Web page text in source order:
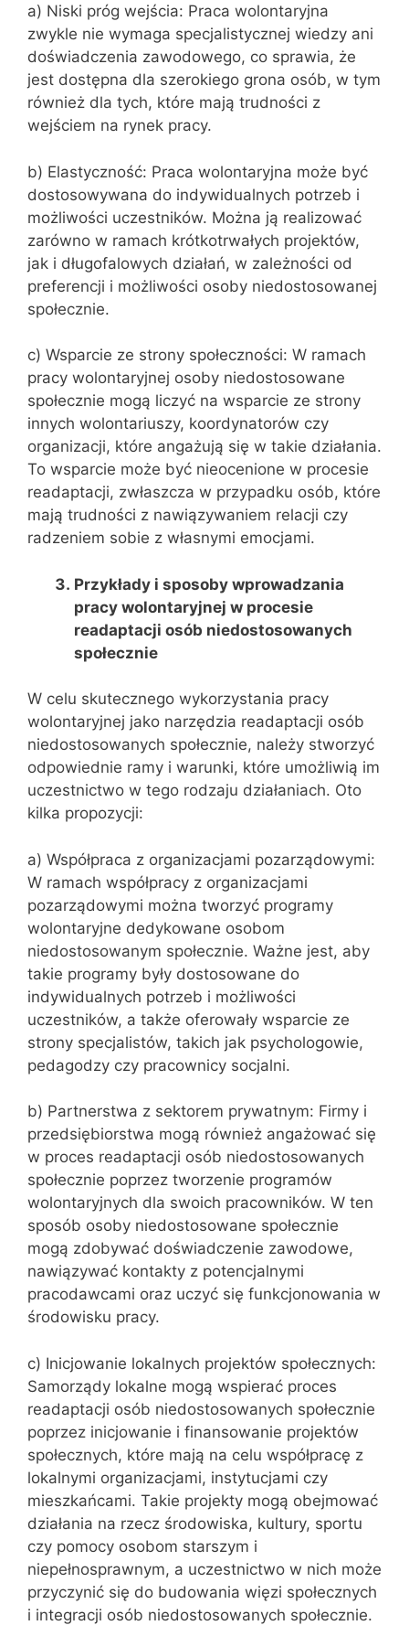
a) Niski próg wejścia: Praca wolontaryjna
zwykle nie wymaga specjalistycznej wiedzy ani
doświadczenia zawodowego, co sprawia, że
jest dostępna dla szerokiego grona osób, w tym
również dla tych, które mają trudności z
wejściem na rynek pracy.
b) Elastyczność: Praca wolontaryjna może być
dostosowywana do indywidualnych potrzeb i
możliwości uczestników. Można ją realizować
zarówno w ramach krótkotrwałych projektów,
jak i długofalowych działań, w zależności od
preferencji i możliwości osoby niedostosowanej
społecznie.
c) Wsparcie ze strony społeczności: W ramach
pracy wolontaryjnej osoby niedostosowane
społecznie mogą liczyć na wsparcie ze strony
innych wolontariuszy, koordynatorów czy
organizacji, które angażują się w takie działania.
To wsparcie może być nieocenione w procesie
readaptacji, zwłaszcza w przypadku osób, które
mają trudności z nawiązywaniem relacji czy
radzeniem sobie z własnymi emocjami.
Przykłady i sposoby wprowadzania
pracy wolontaryjnej w procesie
readaptacji osób niedostosowanych
społecznie
W celu skutecznego wykorzystania pracy
wolontaryjnej jako narzędzia readaptacji osób
niedostosowanych społecznie, należy stworzyć
odpowiednie ramy i warunki, które umożliwią im
uczestnictwo w tego rodzaju działaniach. Oto
kilka propozycji:
a) Współpraca z organizacjami pozarządowymi:
W ramach współpracy z organizacjami
pozarządowymi można tworzyć programy
wolontaryjne dedykowane osobom
niedostosowanym społecznie. Ważne jest, aby
takie programy były dostosowane do
indywidualnych potrzeb i możliwości
uczestników, a także oferowały wsparcie ze
strony specjalistów, takich jak psychologowie,
pedagodzy czy pracownicy socjalni.
b) Partnerstwa z sektorem prywatnym: Firmy i
przedsiębiorstwa mogą również angażować się
w proces readaptacji osób niedostosowanych
społecznie poprzez tworzenie programów
wolontaryjnych dla swoich pracowników. W ten
sposób osoby niedostosowane społecznie
mogą zdobywać doświadczenie zawodowe,
nawiązywać kontakty z potencjalnymi
pracodawcami oraz uczyć się funkcjonowania w
środowisku pracy.
c) Inicjowanie lokalnych projektów społecznych:
Samorządy lokalne mogą wspierać proces
readaptacji osób niedostosowanych społecznie
poprzez inicjowanie i finansowanie projektów
społecznych, które mają na celu współpracę z
lokalnymi organizacjami, instytucjami czy
mieszkańcami. Takie projekty mogą obejmować
działania na rzecz środowiska, kultury, sportu
czy pomocy osobom starszym i
niepełnosprawnym, a uczestnictwo w nich może
przyczynić się do budowania więzi społecznych
i integracji osób niedostosowanych społecznie.